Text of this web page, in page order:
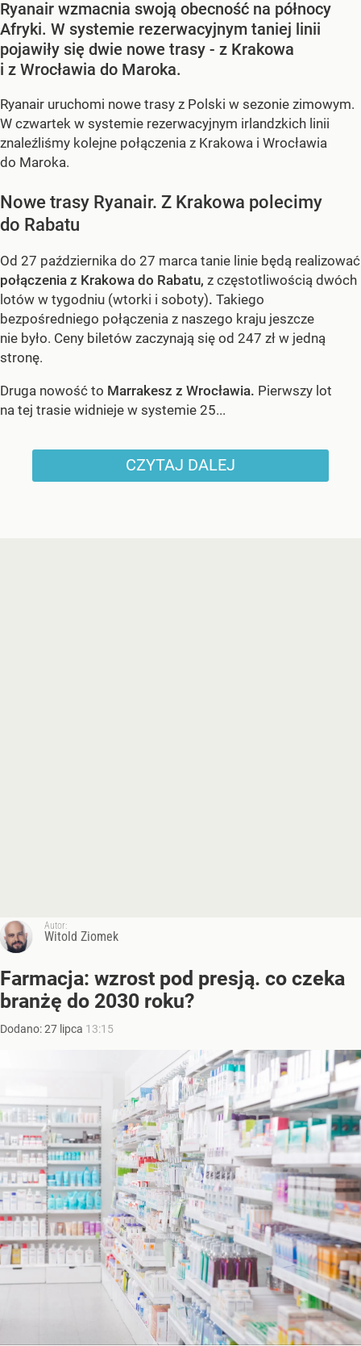
Ryanair wzmacnia swoją obecność na północy
Afryki. W systemie rezerwacyjnym taniej linii
pojawiły się dwie nowe trasy - z Krakowa
i z Wrocławia do Maroka.
Ryanair uruchomi nowe trasy z Polski w sezonie zimowym.
W czwartek w systemie rezerwacyjnym irlandzkich linii
znaleźliśmy kolejne połączenia z Krakowa i Wrocławia
do Maroka.
Nowe trasy Ryanair. Z Krakowa polecimy
do Rabatu
Od 27 października do 27 marca tanie linie będą realizować
połączenia z Krakowa do Rabatu, z częstotliwością dwóch
lotów w tygodniu (wtorki i soboty). Takiego
bezpośredniego połączenia z naszego kraju jeszcze
nie było. Ceny biletów zaczynają się od 247 zł w jedną
stronę.
Druga nowość to Marrakesz z Wrocławia. Pierwszy lot
na tej trasie widnieje w systemie 25...
CZYTAJ DALEJ
Autor:
Witold Ziomek
Farmacja: wzrost pod presją. co czeka
branżę do 2030 roku?
Dodano:27 lipca 13:15